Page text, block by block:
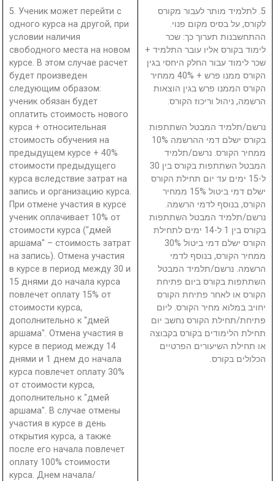
5. Ученик может перейти с
одного курса на другой, при
условии наличия
свободного места на новом
курсе. В этом случае расчет
будет произведен
следующим образом:
ученик обязан будет
оплатить стоимость нового
курса + относительная
стоимость обучения на
предыдущем курсе + 40%
стоимости предыдущего
курса вследствие затрат на
запись и организацию курса.
При отмене участия в курсе
ученик оплачивает 10% от
стоимости курса ("дмей
аршама" – стоимость затрат
на запись). Отмена участия
в курсе в период между 30 и
15 днями до начала курса
повлечет оплату 15% от
стоимости курса,
дополнительно к "дмей
аршама". Отмена участия в
курсе в период между 14
днями и 1 днем до начала
курса повлечет оплату 30%
от стоимости курса,
дополнительно к "дмей
аршама". В случае отмены
участия в курсе в день
открытия курса, а также
после его начала повлечет
оплату 100% стоимости
курса. Днем начала/
5. לתלמיד מותר לעבור מקורס
לקורס, על בסיס מקום פנוי.
ההתחשבנות תערוך כך: שכר
לימוד בקורס אליו עובר התלמיד +
שכר לימוד עבור החלק היחסי בגין
הקורס ממנו פרש + 40% ממחיר
הקורס הממנו פרש בגין הוצאות
הרשמה, ניהול וריכוז הקורס.
נרשם/תלמיד המבטל השתתפות
בקורס ישלם דמי ההרשמה 10%
ממחיר הקורס. נרשם/תלמיד
המבטל השתתפות בקורס בין 30
ל-15 ימים עד יום תחילת הקורס
ישלם דמי ביטול 15% ממחיר
הקורס, בנוסף לדמי הרשמה.
נרשם/תלמיד המבטל השתתפות
בקורס בין 1 ל-14 ימים לתחילת
הקורס ישלם דמי ביטול 30%
ממחיר הקורס, בנוסף לדמי
הרשמה. נרשם/תלמיד המבטל
השתתפות בקורס ביום פתיחת
הקורס או לאחר פתיחת הקורס
יחויב במלוא מחיר הקורס. ליום
פתיחת/תחילת הקורס נחשב יום
תחילת הלימודים בקורס בקבוצה
או תחילת השיעורים הפרטיים
הכלולים בקורס.